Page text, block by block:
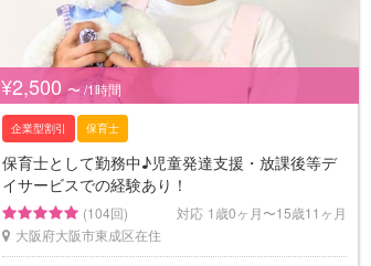
¥2,500 〜 /1時間
企業型割引 保育士
保育士として勤務中♪児童発達支援・放課後等デ
イサービスでの経験あり！
(104回) 対応 1歳0ヶ月〜15歳11ヶ月
大阪府大阪市東成区在住